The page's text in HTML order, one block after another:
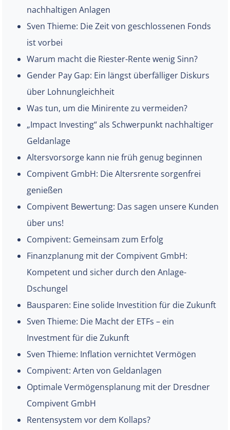
nachhaltigen Anlagen
Sven Thieme: Die Zeit von geschlossenen Fonds
ist vorbei
Warum macht die Riester-Rente wenig Sinn?
Gender Pay Gap: Ein längst überfälliger Diskurs
über Lohnungleichheit
Was tun, um die Minirente zu vermeiden?
„Impact Investing“ als Schwerpunkt nachhaltiger
Geldanlage
Altersvorsorge kann nie früh genug beginnen
Compivent GmbH: Die Altersrente sorgenfrei
genießen
Compivent Bewertung: Das sagen unsere Kunden
über uns!
Compivent: Gemeinsam zum Erfolg
Finanzplanung mit der Compivent GmbH:
Kompetent und sicher durch den Anlage-
Dschungel
Bausparen: Eine solide Investition für die Zukunft
Sven Thieme: Die Macht der ETFs – ein
Investment für die Zukunft
Sven Thieme: Inflation vernichtet Vermögen
Compivent: Arten von Geldanlagen
Optimale Vermögensplanung mit der Dresdner
Compivent GmbH
Rentensystem vor dem Kollaps?